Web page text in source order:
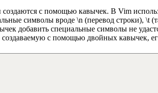
с помощью кавычек. В Vim
символы вроде \n (перевод строки), \t
добавить специальные символы не
с помощью двойных кавычек,